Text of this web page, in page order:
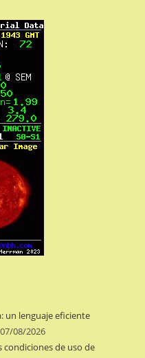
un lenguaje eficiente
07/08/2026
condiciones de uso de